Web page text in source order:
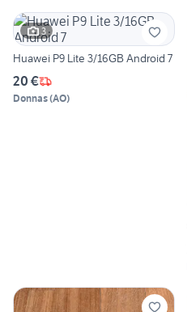
3
Huawei P9 Lite 3/16GB Android 7
20 €
Donnas(AO)